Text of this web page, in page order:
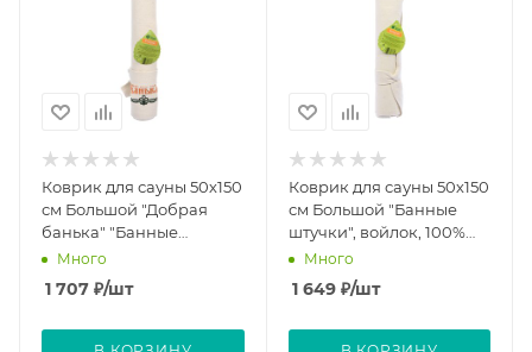
Коврик для сауны 50х150
см Большой "Добрая
банька" "Банные
штучки", войлок, 100%
Много
1 707 ₽/шт
Коврик для сауны 50х150
см Большой "Банные
штучки", войлок, 100%
шерсть
Много
1 649₽/шт